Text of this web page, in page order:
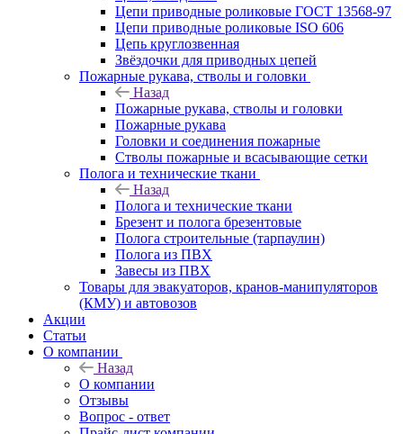
Цепи приводные роликовые ГОСТ 13568-97
Цепи приводные роликовые ISO 606
Цепь круглозвенная
Звёздочки для приводных цепей
Пожарные рукава, стволы и головки
Назад
Пожарные рукава, стволы и головки
Пожарные рукава
Головки и соединения пожарные
Стволы пожарные и всасывающие сетки
Полога и технические ткани
Назад
Полога и технические ткани
Брезент и полога брезентовые
Полога строительные (тарпаулин)
Полога из ПВХ
Завесы из ПВХ
Товары для эвакуаторов, кранов-манипуляторов
(КМУ) и автовозов
Акции
Статьи
О компании
Назад
О компании
Отзывы
Вопрос - ответ